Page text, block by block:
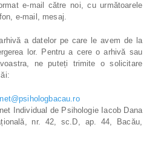
e-mail către noi, cu următoarele
e-mail, mesaj.
a datelor pe care le avem de la
lor. Pentru a cere o arhivă sau
ne puteți trimite o solicitare
Individual de Psihologie Iacob Dana
nr. 42, sc.D, ap. 44, Bacău,